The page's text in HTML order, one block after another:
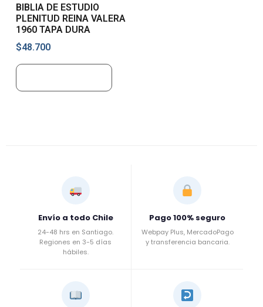
BIBLIA DE ESTUDIO
PLENITUD REINA VALERA
1960 TAPA DURA
$48.700
Envío a todo Chile
24-48 hrs en Santiago.
Regiones en 3-5 días
hábiles.
Pago 100% seguro
Webpay Plus, MercadoPago
y transferencia bancaria.